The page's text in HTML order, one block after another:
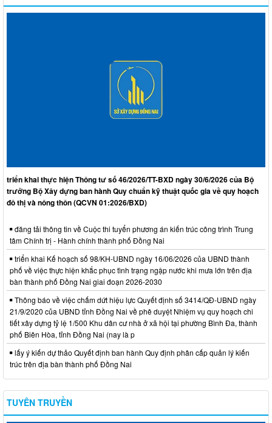
triển khai thực hiện Thông tư số 46/2026/TT-BXD ngày 30/6/2026 của Bộ
trưởng Bộ Xây dựng ban hành Quy chuẩn kỹ thuật quốc gia về quy hoạch
đô thị và nông thôn (QCVN 01:2026/BXD)
đăng tải thông tin về Cuộc thi tuyển phương án kiến trúc công trình Trung
tâm Chính trị - Hành chính thành phố Đồng Nai
triển khai Kế hoạch số 98/KH-UBND ngày 16/06/2026 của UBND thành
phố về việc thực hiện khắc phục tình trạng ngập nước khi mưa lớn trên địa
bàn thành phố Đồng Nai giai đoạn 2026-2030
Thông báo về việc chấm dứt hiệu lực Quyết định số 3414/QĐ-UBND ngày
21/9/2020 của UBND tỉnh Đồng Nai về phê duyệt Nhiệm vụ quy hoạch chi
tiết xây dựng tỷ lệ 1/500 Khu dân cư nhà ở xã hội tại phường Bình Đa, thành
phố Biên Hòa, tỉnh Đồng Nai (nay là p
lấy ý kiến dự thảo Quyết định ban hành Quy định phân cấp quản lý kiến
trúc trên địa bàn thành phố Đồng Nai
TUYÊN TRUYỀN